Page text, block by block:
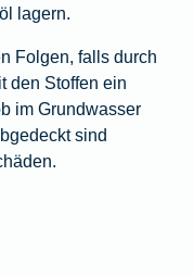
lagern.
Folgen, falls durch
den Stoffen ein
im Grundwasser
sind